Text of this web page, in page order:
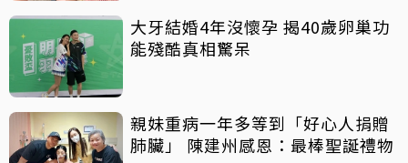
大牙結婚4年沒懷孕 揭40歲卵巢功
能殘酷真相驚呆
親妹重病一年多等到「好心人捐贈
肺臟」 陳建州感恩：最棒聖誕禮物